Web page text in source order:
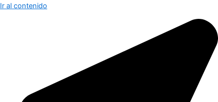
Ir al contenido